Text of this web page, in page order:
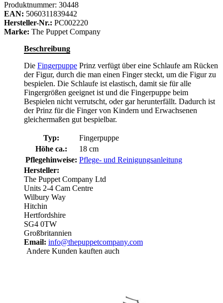
Produktnummer: 30448
EAN: 5060311839442
Hersteller-Nr.: PC002220
Marke: The Puppet Company
Beschreibung
Die Fingerpuppe Prinz verfügt über eine Schlaufe am Rücken
der Figur, durch die man einen Finger steckt, um die Figur zu
bespielen. Die Schlaufe ist elastisch, damit sie für alle
Fingergrößen geeignet ist und die Fingerpuppe beim
Bespielen nicht verrutscht, oder gar herunterfällt. Dadurch ist
der Prinz für die Finger von Kindern und Erwachsenen
gleichermaßen gut bespielbar.
Typ:
Fingerpuppe
Höhe ca.:
18 cm
Pflegehinweise: Pflege- und Reinigungsanleitung
Hersteller:
The Puppet Company Ltd
Units 2-4 Cam Centre
Wilbury Way
Hitchin
Hertfordshire
SG4 0TW
Großbritannien
Email: info@thepuppetcompany.com
Andere Kunden kauften auch